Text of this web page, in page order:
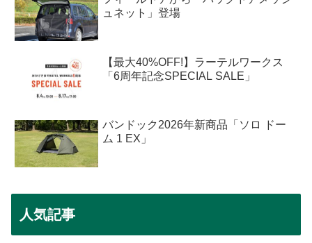
ュネット」登場
【最大40%OFF!】ラーテルワークス
「6周年記念SPECIAL SALE」
バンドック2026年新商品「ソロ ドー
ム 1 EX」
人気記事